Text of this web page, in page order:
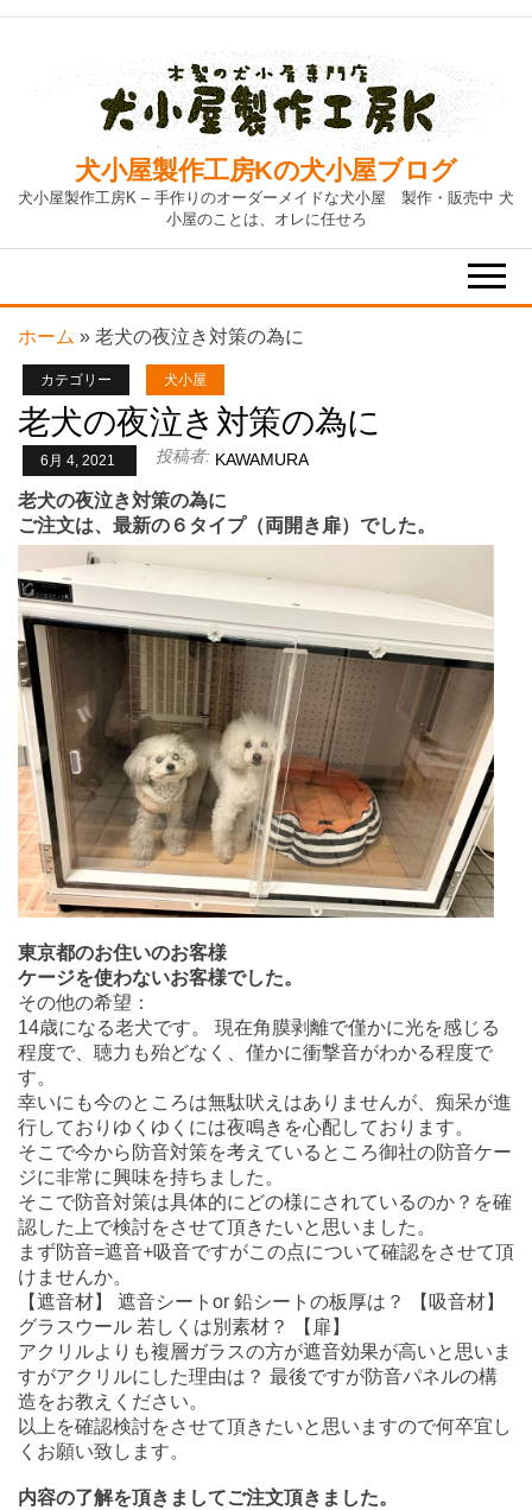
content
犬小屋製作工房Kの犬小屋ブログ
犬小屋製作工房K – 手作りのオーダーメイドな犬小屋 製作・販売中 犬
小屋のことは、オレに任せろ
ホーム » 老犬の夜泣き対策の為に
カテゴリー 犬小屋
老犬の夜泣き対策の為に
6月 4, 2021 投稿者: KAWAMURA
老犬の夜泣き対策の為に
ご注文は、最新の６タイプ（両開き扉）でした。
東京都のお住いのお客様
ケージを使わないお客様でした。
その他の希望：
14歳になる老犬です。 現在角膜剥離で僅かに光を感じる
程度で、聴力も殆どなく、僅かに衝撃音がわかる程度で
す。
幸いにも今のところは無駄吠えはありませんが、痴呆が進
行しておりゆくゆくには夜鳴きを心配しております。
そこで今から防音対策を考えているところ御社の防音ケー
ジに非常に興味を持ちました。
そこで防音対策は具体的にどの様にされているのか？を確
認した上で検討をさせて頂きたいと思いました。
まず防音=遮音+吸音ですがこの点について確認をさせて頂
けませんか。
【遮音材】 遮音シートor 鉛シートの板厚は？ 【吸音材】
グラスウール 若しくは別素材？ 【扉】
アクリルよりも複層ガラスの方が遮音効果が高いと思いま
すがアクリルにした理由は？ 最後ですが防音パネルの構
造をお教えください。
以上を確認検討をさせて頂きたいと思いますので何卒宜し
くお願い致します。
内容の了解を頂きましてご注文頂きました。